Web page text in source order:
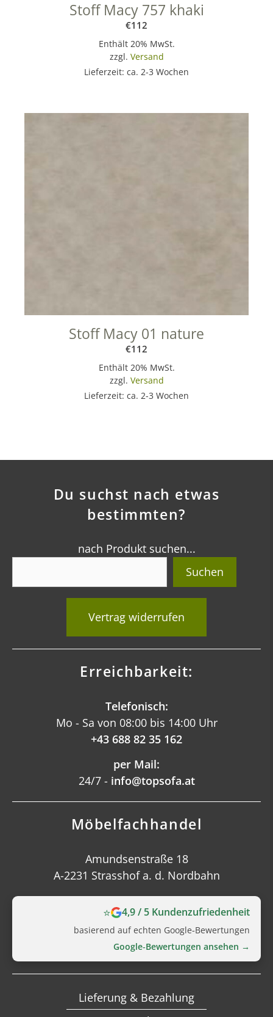
Stoff Macy 757 khaki
€112
Enthält 20% MwSt.
zzgl. Versand
Lieferzeit: ca. 2-3 Wochen
Stoff Macy 01 nature
€112
Enthält 20% MwSt.
zzgl. Versand
Lieferzeit: ca. 2-3 Wochen
Du suchst nach etwas
bestimmten?
nach Produkt suchen...
Suchen
Vertrag widerrufen
Erreichbarkeit:
Telefonisch:
Mo - Sa von 08:00 bis 14:00 Uhr
+43 688 82 35 162
per Mail:
24/7 - info@topsofa.at
Möbelfachhandel
Amundsenstraße 18
A-2231 Strasshof a. d. Nordbahn
⭐ 4,9 / 5 Kundenzufriedenheit
basierend auf echten Google‑Bewertungen
Google‑Bewertungen ansehen →
Lieferung & Bezahlung